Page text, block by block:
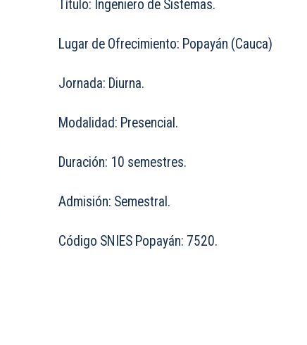
Título: Ingeniero de Sistemas.
Lugar de Ofrecimiento: Popayán (Cauca)
Jornada: Diurna.
Modalidad: Presencial.
Duración: 10 semestres.
Admisión: Semestral.
Código SNIES Popayán: 7520.